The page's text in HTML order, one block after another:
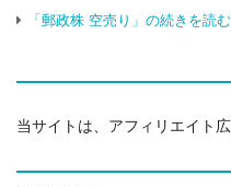
「郵政株 空売り」の続きを読む
当サイトは、アフィリエイト